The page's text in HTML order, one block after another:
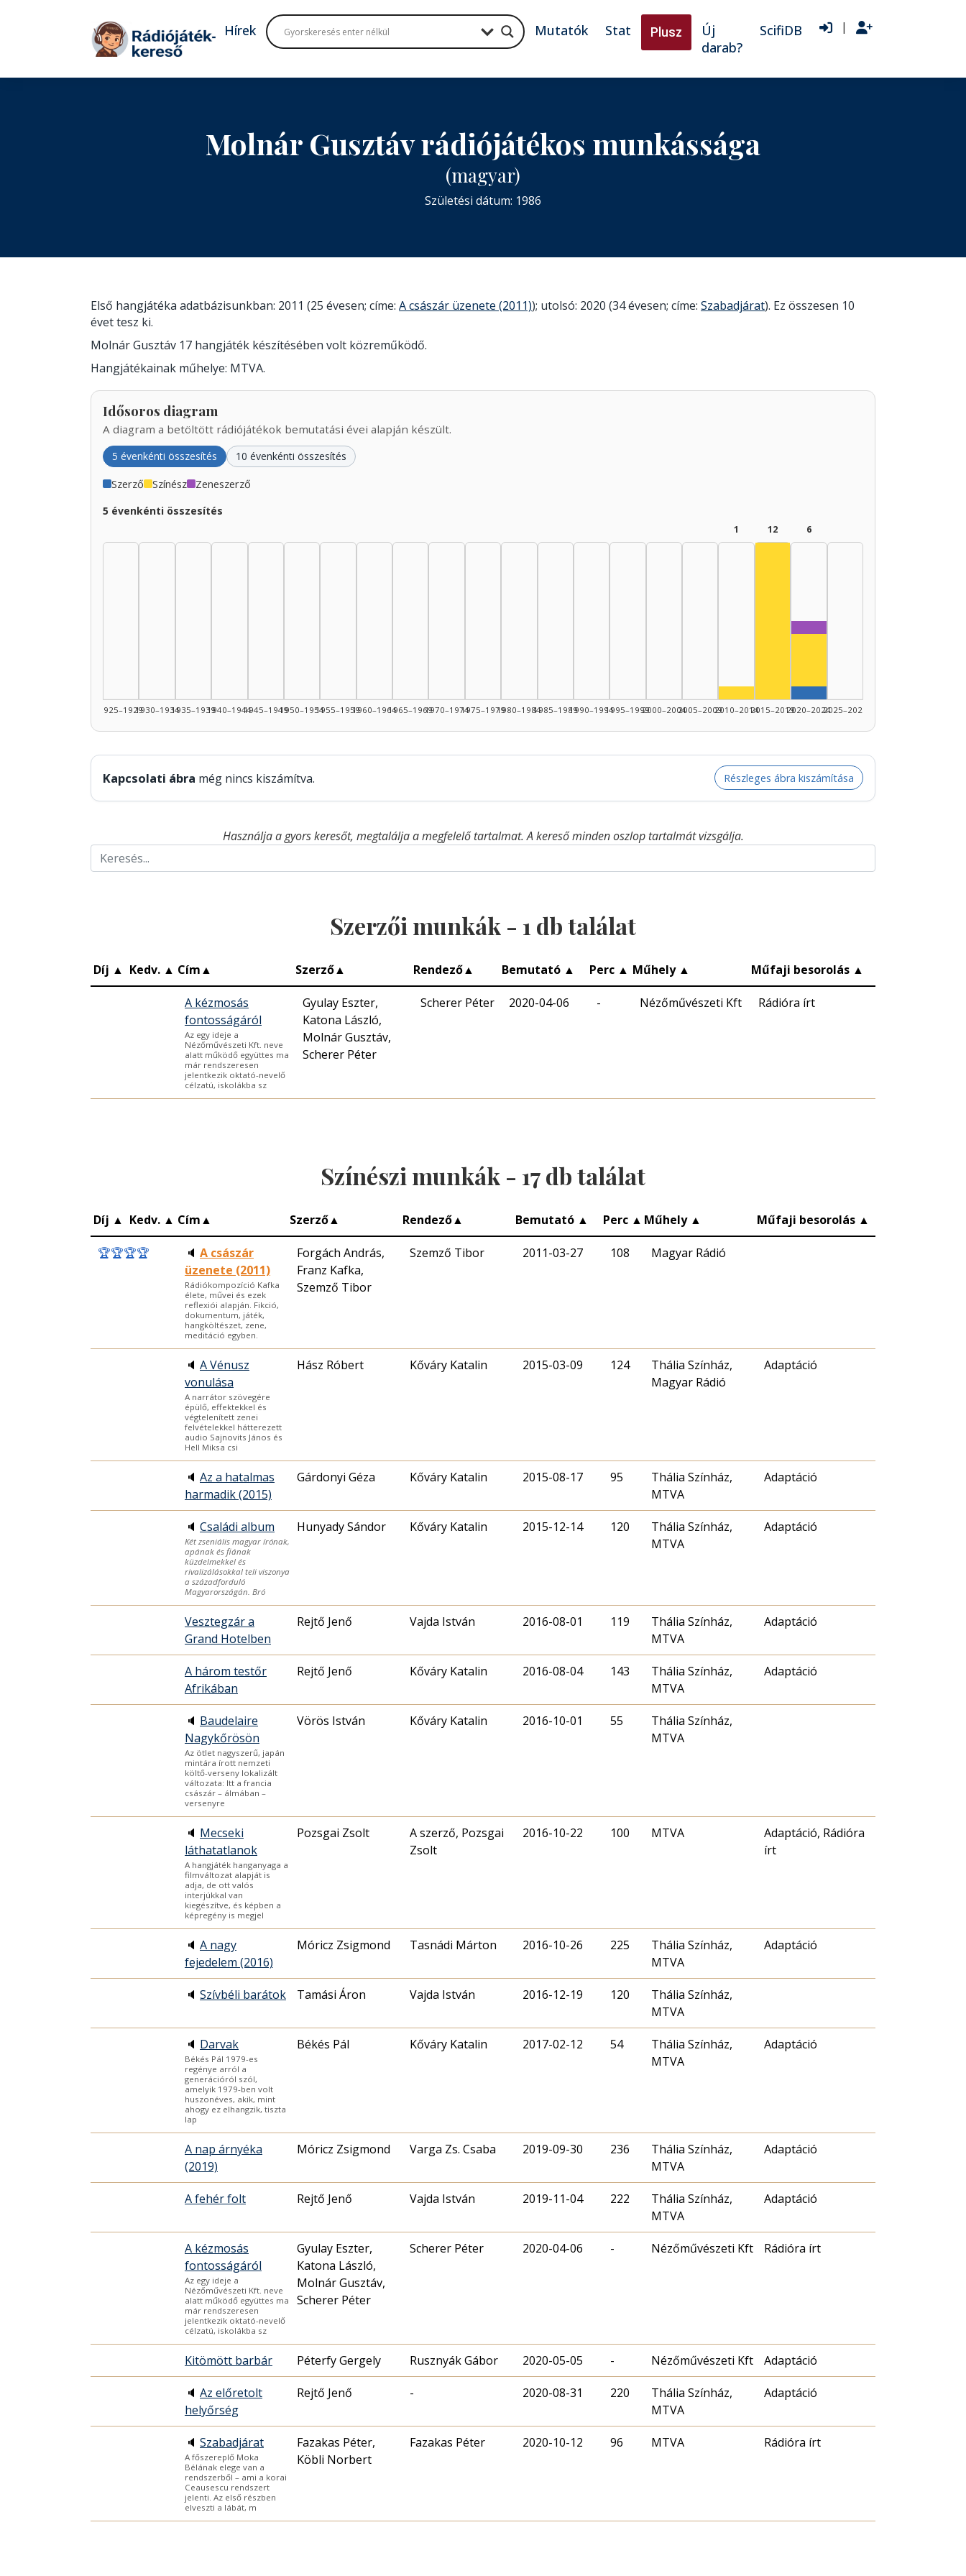
Tovább a tartalomhoz
Hírek Mutatók Stat Plusz
Új
darab?
ScifiDB |
Molnár Gusztáv rádiójátékos munkássága
(magyar)
Születési dátum: 1986
Első hangjátéka adatbázisunkban: 2011 (25 évesen; címe: A császár üzenete (2011)); utolsó: 2020 (34 évesen; címe: Szabadjárat). Ez összesen 10
évet tesz ki.
Molnár Gusztáv 17 hangjáték készítésében volt közreműködő.
Hangjátékainak műhelye: MTVA.
Idősoros diagram
A diagram a betöltött rádiójátékok bemutatási évei alapján készült.
5 évenkénti összesítés 10 évenkénti összesítés
Szerző Színész Zeneszerző
5 évenkénti összesítés
1925–19291930–19341935–19391940–19441945–19491950–19541955–19591960–19641965–19691970–19741975–19791980–19841985–19891990–19941995–19992000–20042005–2009
1
Színész, 2010–2014: 1
2010–2014
12
2015–2019
6
Szerző, 2020–2024: 1
Zeneszerző, 2020–2024: 1
2020–20242025–2026
Kapcsolati ábra még nincs kiszámítva. Részleges ábra kiszámítása
Használja a gyors keresőt, megtalálja a megfelelő tartalmat. A kereső minden oszlop tartalmát vizsgálja.
Szerzői munkák - 1 db találat
Díj ▲ Kedv. ▲ Cím▲ Szerző▲ Rendező▲ Bemutató ▲ Perc ▲ Műhely ▲ Műfaji besorolás ▲
A kézmosás
fontosságáról
Az egy ideje a
Nézőművészeti Kft. neve
alatt működő együttes ma
már rendszeresen
jelentkezik oktató-nevelő
célzatú, iskolákba sz
Gyulay Eszter,
Katona László,
Molnár Gusztáv,
Scherer Péter
Scherer Péter 2020-04-06 - Nézőművészeti Kft Rádióra írt
Színészi munkák - 17db találat
Díj ▲ Kedv. ▲ Cím▲ Szerző▲ Rendező▲ Bemutató ▲ Perc ▲ Műhely ▲ Műfaji besorolás ▲
🏆🏆🏆🏆 🔈 A császár
üzenete (2011)
Rádiókompozíció Kafka
élete, művei és ezek
reflexiói alapján. Fikció,
dokumentum, játék,
hangköltészet, zene,
meditáció egyben.
Forgách András,
Franz Kafka,
Szemző Tibor
Szemző Tibor 2011-03-27 108 Magyar Rádió
🔈 A Vénusz
vonulása
A narrátor szövegére
épülő, effektekkel és
végtelenített zenei
felvételekkel hátterezett
audio Sajnovits János és
Hell Miksa csi
Hász Róbert Kőváry Katalin 2015-03-09 124
Thália Színház,
Magyar Rádió
Adaptáció
🔈 Az a hatalmas
harmadik (2015)
Gárdonyi Géza Kőváry Katalin 2015-08-17 95
Thália Színház,
MTVA
Adaptáció
🔈 Családi album
Két zseniális magyar írónak,
apának és fiának
küzdelmekkel és
rivalizálásokkal teli viszonya
a századforduló
Magyarországán. Bró
Hunyady Sándor Kőváry Katalin 2015-12-14 120
Thália Színház,
MTVA
Adaptáció
Vesztegzár a
Grand Hotelben
Rejtő Jenő Vajda István 2016-08-01 119
Thália Színház,
MTVA
Adaptáció
A három testőr
Afrikában
Rejtő Jenő Kőváry Katalin 2016-08-04 143
Thália Színház,
MTVA
Adaptáció
🔈 Baudelaire
Nagykőrösön
Az ötlet nagyszerű, japán
mintára írott nemzeti
költő-verseny lokalizált
változata: Itt a francia
császár – álmában –
versenyre
Vörös István Kőváry Katalin 2016-10-01 55
Thália Színház,
MTVA
🔈 Mecseki
láthatatlanok
A hangjáték hanganyaga a
filmváltozat alapját is
adja, de ott valós
interjúkkal van
kiegészítve, és képben a
képregény is megjel
Pozsgai Zsolt
A szerző, Pozsgai
Zsolt
2016-10-22 100 MTVA
Adaptáció, Rádióra
írt
🔈 A nagy
fejedelem (2016)
Móricz Zsigmond Tasnádi Márton 2016-10-26 225
Thália Színház,
MTVA
Adaptáció
🔈 Szívbéli barátok Tamási Áron Vajda István 2016-12-19 120
Thália Színház,
MTVA
🔈 Darvak
Békés Pál 1979-es
regénye arról a
generációról szól,
amelyik 1979-ben volt
huszonéves, akik, mint
ahogy ez elhangzik, tiszta
lap
Békés Pál Kőváry Katalin 2017-02-12 54
Thália Színház,
MTVA
Adaptáció
A nap árnyéka
(2019)
Móricz Zsigmond Varga Zs. Csaba 2019-09-30 236
Thália Színház,
MTVA
Adaptáció
A fehér folt Rejtő Jenő Vajda István 2019-11-04 222
Thália Színház,
MTVA
Adaptáció
A kézmosás
fontosságáról
Az egy ideje a
Nézőművészeti Kft. neve
alatt működő együttes ma
már rendszeresen
jelentkezik oktató-nevelő
célzatú, iskolákba sz
Gyulay Eszter,
Katona László,
Molnár Gusztáv,
Scherer Péter
Scherer Péter 2020-04-06 - Nézőművészeti Kft Rádióra írt
Kitömött barbár Péterfy Gergely Rusznyák Gábor 2020-05-05 - Nézőművészeti Kft Adaptáció
🔈 Az előretolt
helyőrség
Rejtő Jenő - 2020-08-31 220
Thália Színház,
MTVA
Adaptáció
🔈 Szabadjárat
A főszereplő Moka
Bélának elege van a
rendszerből – ami a korai
Ceausescu rendszert
jelenti. Az első részben
elveszti a lábát, m
Fazakas Péter,
Köbli Norbert
Fazakas Péter 2020-10-12 96 MTVA Rádióra írt